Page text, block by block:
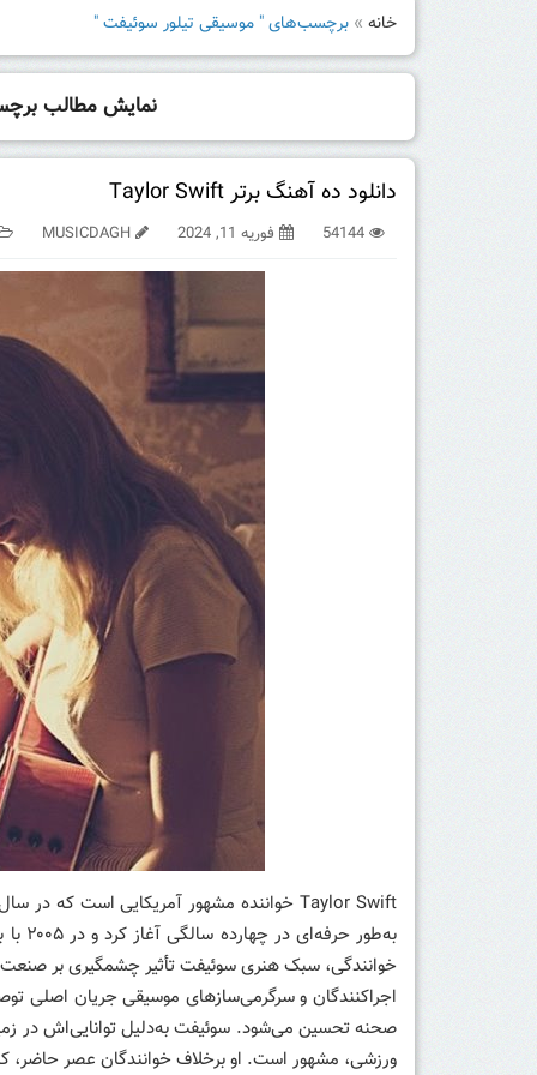
خانه » برچسب‌های " موسیقی تیلور سوئیفت "
نمایش مطالب
دانلود ده آهنگ برتر Taylor Swift
54144 فوریه 11, 2024 MUSICDAGH
خوانندگی، سبک هنری سوئیفت تأثیر چشمگیری بر صنعت
اجراکنندگان و سرگرمی‌سازهای موسیقی جریان اصلی
صحنه تحسین می‌شود. سوئیفت به‌دلیل توانایی‌اش در
ورزشی، مشهور است. او برخلاف خوانندگان عصر حاضر،